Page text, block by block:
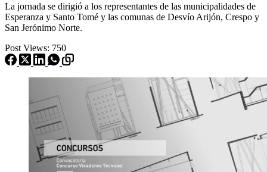
La jornada se dirigió a los representantes de las municipalidades de
Esperanza y Santo Tomé y las comunas de Desvío Arijón, Crespo y
San Jerónimo Norte.
Post Views: 750